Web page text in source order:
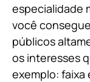
especialidade
você
públicos
os interesses
exemplo: faixa